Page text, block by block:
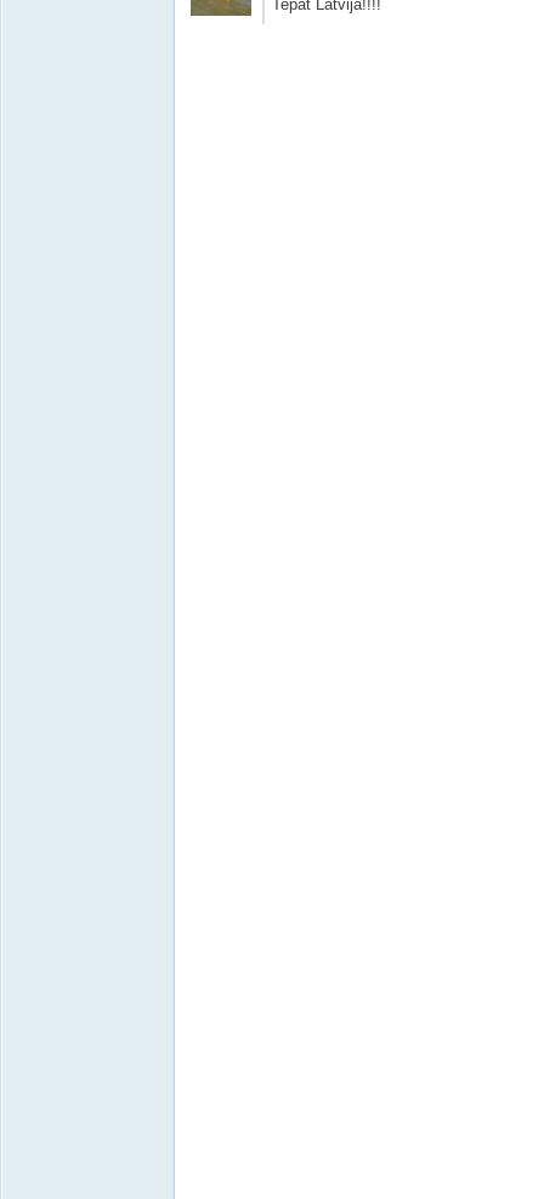
Tepat Latvijā!!!!